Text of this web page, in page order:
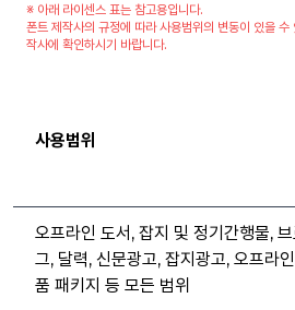
※ 아래 라이센스 표는 참고용입니다.
폰트 제작사의 규정에 따라 사용범위의 변동이 있을
작사에 확인하시기 바랍니다.
사용범위
오프라인 도서, 잡지 및 정기간행물,
그, 달력, 신문광고, 잡지광고, 오프라
품 패키지 등 모든 범위